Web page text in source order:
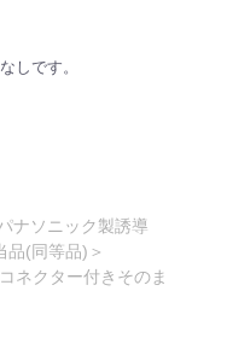
しです。
ナソニック製誘導
品(同等品)＞
ネクター付きそのま